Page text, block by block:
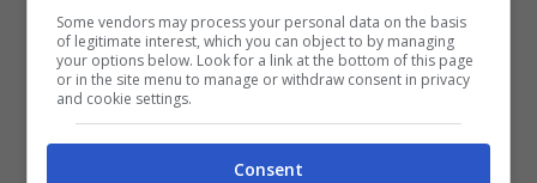
Some vendors may process your personal data on the basis
of legitimate interest, which you can object to by managing
your options below. Look for a link at the bottom of this page
or in the site menu to manage or withdraw consent in privacy
and cookie settings.
Consent